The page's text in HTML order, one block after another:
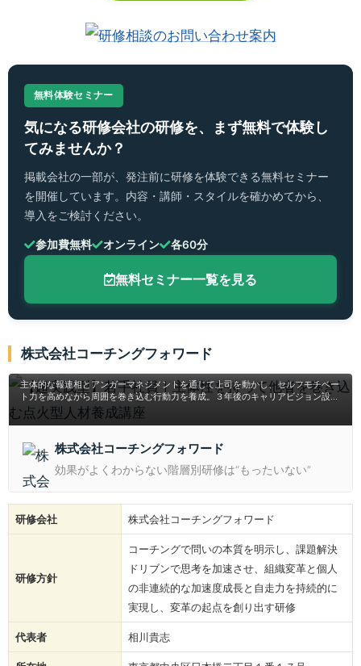
無料体験セミナー
気になる研修会社の研修を、まず無料で体験し
てみませんか？
掲載会社の一部が、発注前に研修を体験できる無料セミナー
を開催しています。内容・講師・スタイルを確かめてから、
導入をご検討ください。
参加費無料 オンライン 各60分
無料セミナー一覧を見る
株式会社コーチングフォワード
【超実践型】若手社員｜主体性を持って他者を巻き
込む点火型人材養成講座
主体的な報連相とアンガーマネジメントを通じて上司を動かし、セルフモチベー
ト力を高めながら周囲を巻き込む行動力を養成。３年後のキャリアビジョン設計
まで支援する実践型研修。
株式会社コーチングフォワード
効果がよくわからない階層別研修は“もったいない”
研修会社 株式会社コーチングフォワード
研修方針
コーチングで問いの本質を明示し、課題解決
ドリブンで思考を加速させ、組織変革と個人
の非連続的な加速度成長と自走力を持続的に
実現し、変革の起点を創り出す研修
代表者 相川貴志